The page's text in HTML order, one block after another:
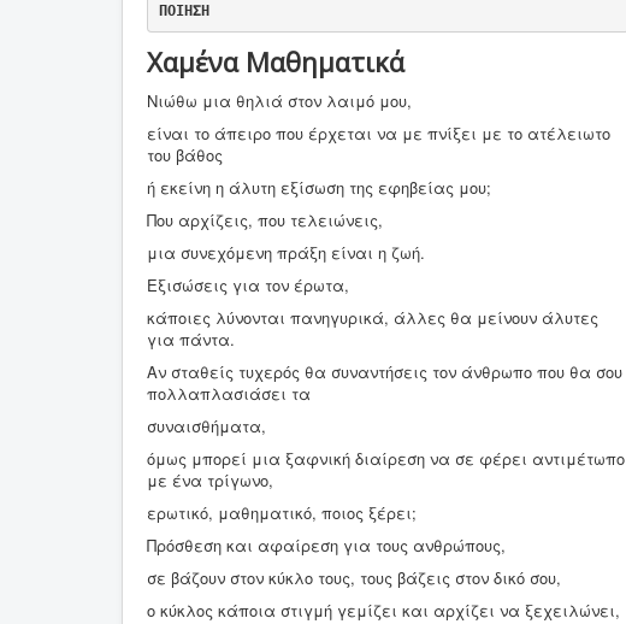
ΠΟΙΗΣΗ
Χαμένα Μαθηματικά
Νιώθω μια θηλιά στον λαιμό μου,
είναι το άπειρο που έρχεται να με πνίξει με το ατέλειωτο
του βάθος
ή εκείνη η άλυτη εξίσωση της εφηβείας μου;
Που αρχίζεις, που τελειώνεις,
μια συνεχόμενη πράξη είναι η ζωή.
Εξισώσεις για τον έρωτα,
κάποιες λύνονται πανηγυρικά, άλλες θα μείνουν άλυτες
για πάντα.
Αν σταθείς τυχερός θα συναντήσεις τον άνθρωπο που θα σου
πολλαπλασιάσει τα
συναισθήματα,
όμως μπορεί μια ξαφνική διαίρεση να σε φέρει αντιμέτωπο
με ένα τρίγωνο,
ερωτικό, μαθηματικό, ποιος ξέρει;
Πρόσθεση και αφαίρεση για τους ανθρώπους,
σε βάζουν στον κύκλο τους, τους βάζεις στον δικό σου,
ο κύκλος κάποια στιγμή γεμίζει και αρχίζει να ξεχειλώνει,